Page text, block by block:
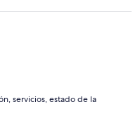
servicios, estado de la